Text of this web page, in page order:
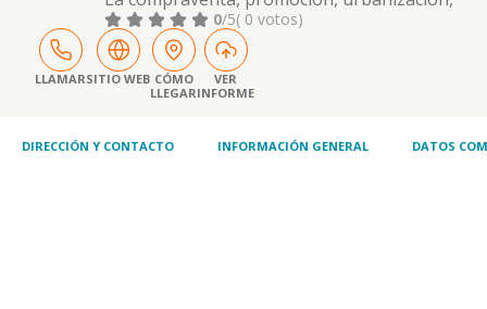
construccion y singularmente, la tenencia de
toda clase de inmuebles, ya sean viviendas,
locales de negocio o industriales, etc
0/5( 0 votos)
LLAMARSITIO WEB CÓMO
LLEGAR
VER
INFORME
DIRECCIÓN Y CONTACTO INFORMACIÓN GENERAL DATOS